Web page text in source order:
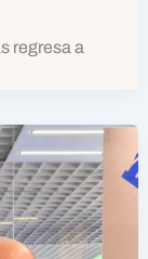
regresa a